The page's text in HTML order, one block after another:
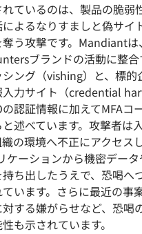
ているのは、製品の脆弱
よるなりすましと偽サイ
う攻撃です。Mandiant
ブランドの活動に整合
ング（vishing）と、標的
入力サイト（credential
認証情報に加えてMFAコ
述べています。攻撃者は
の環境へ不正にアクセス
ケーションから機密デー
ち出したうえで、恐喝へ
います。さらに最近の事
する嫌がらせなど、恐喝
も示されています。